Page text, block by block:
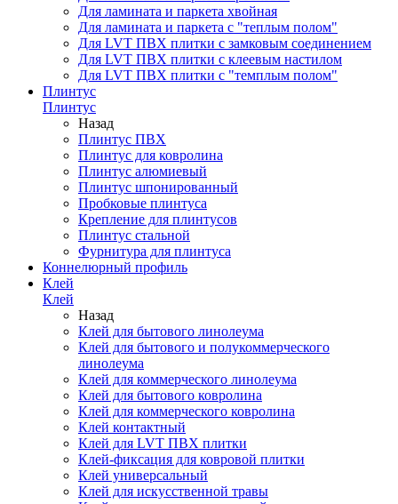
Для ламината и паркета хвойная
Для ламината и паркета с "теплым полом"
Для LVT ПВХ плитки с замковым соединением
Для LVT ПВХ плитки с клеевым настилом
Для LVT ПВХ плитки с "темплым полом"
Плинтус
Плинтус
Назад
Плинтус ПВХ
Плинтус для ковролина
Плинтус алюмиевый
Плинтус шпонированный
Пробковые плинтуса
Крепление для плинтусов
Плинтус стальной
Фурнитура для плинтуса
Коннелюрный профиль
Клей
Клей
Назад
Клей для бытового линолеума
Клей для бытового и полукоммерческого
линолеума
Клей для коммерческого линолеума
Клей для бытового ковролина
Клей для коммерческого ковролина
Клей контактный
Клей для LVT ПВХ плитки
Клей-фиксация для ковровой плитки
Клей универсальный
Клей для искусственной травы